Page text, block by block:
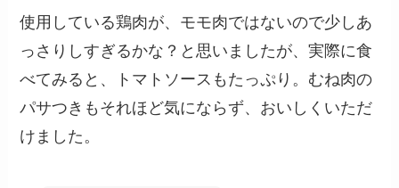
使用している鶏肉が、モモ肉ではないので少しあ
っさりしすぎるかな？と思いましたが、実際に食
べてみると、トマトソースもたっぷり。むね肉の
パサつきもそれほど気にならず、おいしくいただ
けました。